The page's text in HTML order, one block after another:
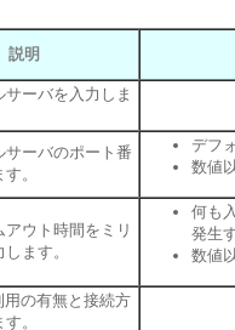
説明
ーバを入力しま
サーバのポート番
。
デフ
数値
ウト時間をミリ
ます。
何も
発生
数値
の有無と接続方
。